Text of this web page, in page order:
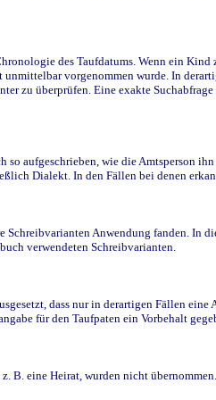
des Taufdatums. Wenn ein
vorgenommen wurde. In
zu überprüfen. Eine exakte
aufgeschrieben, wie die Amtsperson
Dialekt. In den Fällen bei denen
Anwendung fanden. In
verwendeten Schreibvarianten.
dass nur in derartigen Fällen
für den Taufpaten ein Vorbehalt
B. eine Heirat, wurden nicht übernommen.